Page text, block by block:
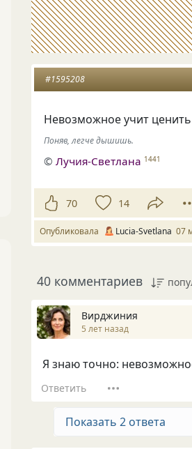
#1595208
Невозможное учит ценить
Поняв, легче дышишь.
©Лучия-Светлана 1441
70 14
Опубликовала Lucia-Svetlana 07
40 комментариев
Вирджиния
5 лет назад
Я знаю точно:
Ответить
Показать 2 ответа